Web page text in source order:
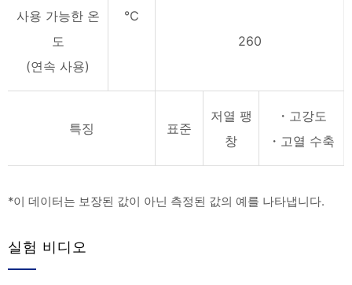
℃
사용 가능한 온
도
(연속 사용)
260
특징 표준
저열 팽
창
・고강도
・고열 수축
*이 데이터는 보장된 값이 아닌 측정된 값의 예를 나타냅니다.
실험 비디오